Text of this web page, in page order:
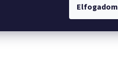
Elfogadom